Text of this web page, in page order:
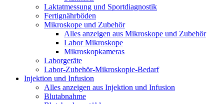
Laktatmessung und Sportdiagnostik
Fertignährböden
Mikroskope und Zubehör
Alles anzeigen aus Mikroskope und Zubehör
Labor Mikroskope
Mikroskopkameras
Laborgeräte
Labor-Zubehör-Mikroskopie-Bedarf
Injektion und Infusion
Alles anzeigen aus Injektion und Infusion
Blutabnahme